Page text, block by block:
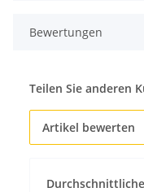
Bewertungen
Teilen Sie anderen
Artikel bewerten